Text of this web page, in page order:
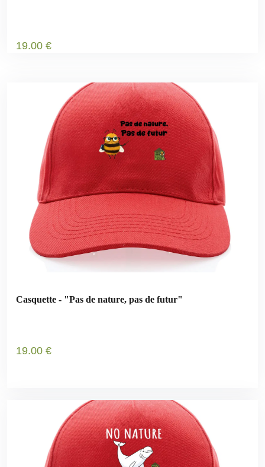
19.00 €
Casquette - "Pas de nature, pas de futur"
19.00 €